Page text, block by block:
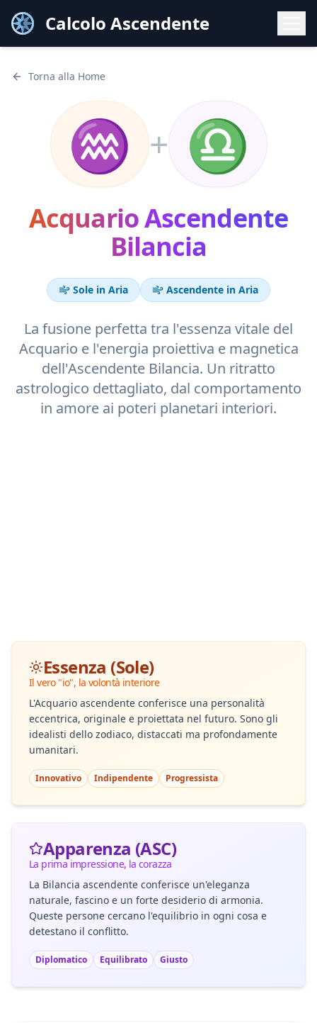
Calcolo Ascendente
Torna alla Home
♒ + ♎
AcquarioAscendente
Bilancia
Sole in Aria Ascendente in Aria
La fusione perfetta tra l'essenza vitale del
Acquario e l'energia proiettiva e magnetica
dell'Ascendente Bilancia. Un ritratto
astrologico dettagliato, dal comportamento
in amore ai poteri planetari interiori.
Essenza (Sole)
Il vero "io", la volontà interiore
L'Acquario ascendente conferisce una personalità
eccentrica, originale e proiettata nel futuro. Sono gli
idealisti dello zodiaco, distaccati ma profondamente
umanitari.
Innovativo Indipendente Progressista
Apparenza (ASC)
La prima impressione, la corazza
La Bilancia ascendente conferisce un'eleganza
naturale, fascino e un forte desiderio di armonia.
Queste persone cercano l'equilibrio in ogni cosa e
detestano il conflitto.
Diplomatico Equilibrato Giusto